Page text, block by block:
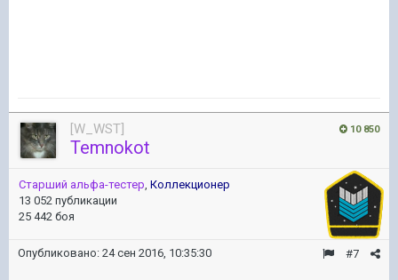
10 850
[W_WST]
Temnokot
Старший альфа-тестер, Коллекционер
13 052 публикации
25 442 боя
#7
Опубликовано: 24 сен 2016, 10:35:30